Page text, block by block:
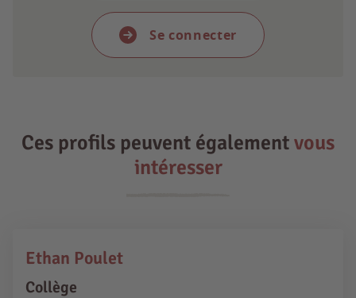
Se connecter
Ces profils peuvent égalementvous
intéresser
Ethan Poulet
Collège